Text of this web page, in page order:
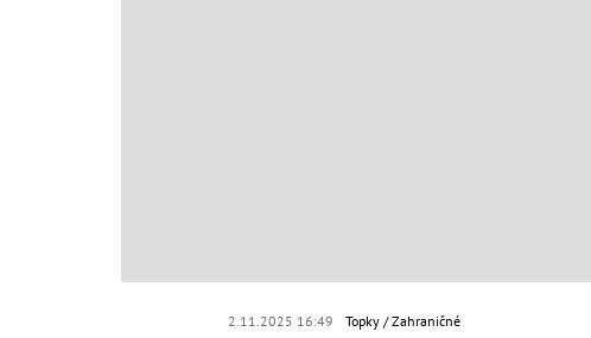
2.11.2025 16:49 Topky Zahraničné